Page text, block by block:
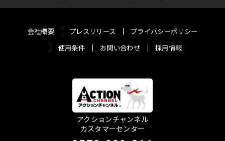
会社概要 プレスリリース
プライバシーポリシー
使用条件
お問い合わせ 採用情報
アクションチャンネル
カスタマーセンター